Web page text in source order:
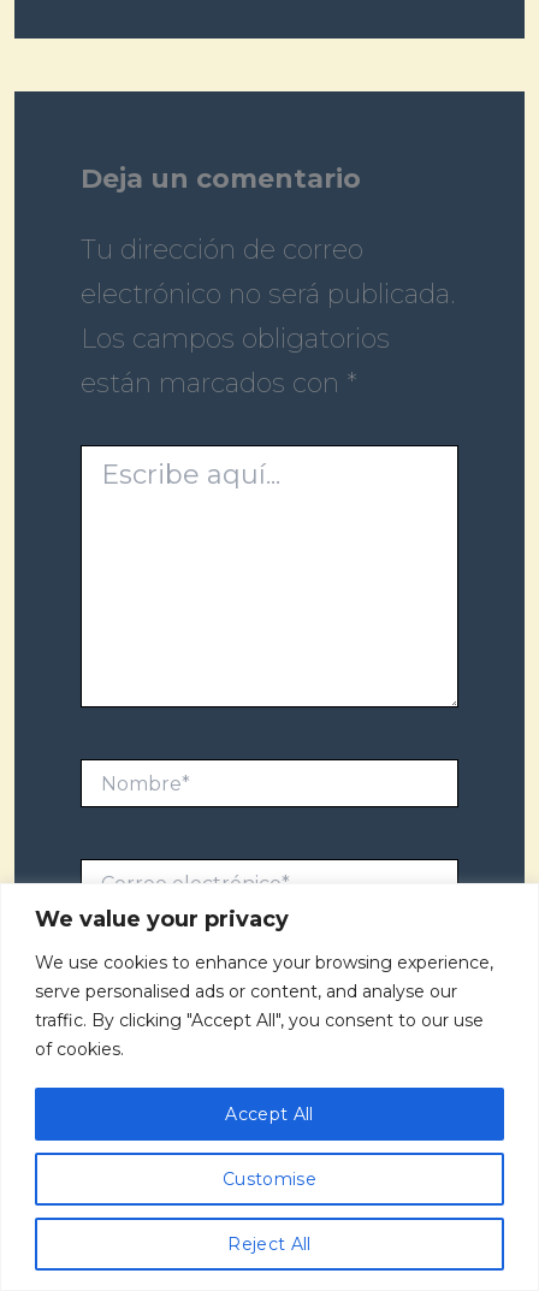
We value your privacy
We use cookies to enhance your browsing experience,
serve personalised ads or content, and analyse our
traffic. By clicking "Accept All", you consent to our use
of cookies.
Customise
Reject All
Accept All
Deja un comentario
Tu dirección de correo
electrónico no será publicada.
Los campos obligatorios
están marcados con *
aquí...
Nombre*
Web
web en este navegador para la próxima vez
Recibir un correo electrónico con los